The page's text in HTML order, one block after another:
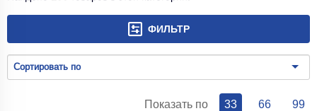
ФИЛЬТР
Сортировать по
Показать по 33 66 99